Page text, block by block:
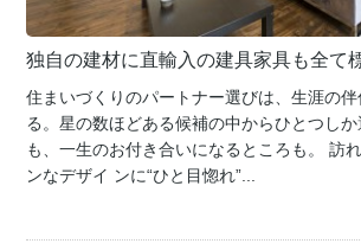
独自の建材に直輸入の建具家具も全て
住まいづくりのパートナー選びは、生涯の
る。星の数ほどある候補の中からひとつし
も、一生のお付き合いになるところも。 訪
ンなデザイ ンに“ひと目惚れ”...